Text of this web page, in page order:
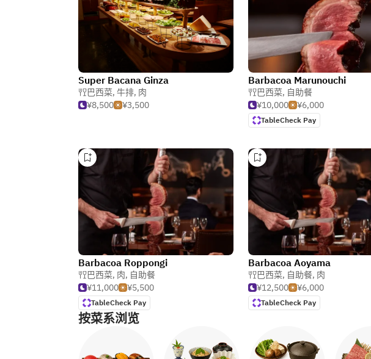
Super Bacana Ginza
巴西菜, 牛排, 肉
¥8,500
¥3,500
Barbacoa Marunouchi
巴西菜, 自助餐
¥10,000
¥6,000
TableCheck Pay
Barbacoa Roppongi
巴西菜, 肉, 自助餐
¥11,000
¥5,500
TableCheck Pay
Barbacoa Aoyama
巴西菜, 自助餐, 肉
¥12,500
¥6,000
TableCheck Pay
按菜系浏览